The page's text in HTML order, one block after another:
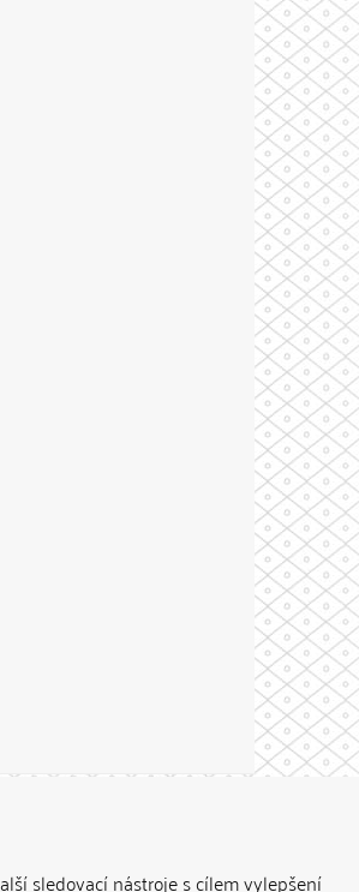
sledovací nástroje s cílem vylepšení